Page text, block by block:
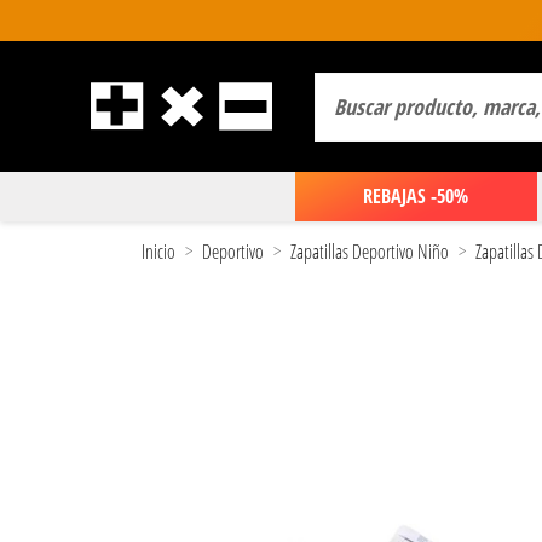
REBAJAS -50%
Inicio Deportivo Zapatillas Deportivo Niño Zapatillas